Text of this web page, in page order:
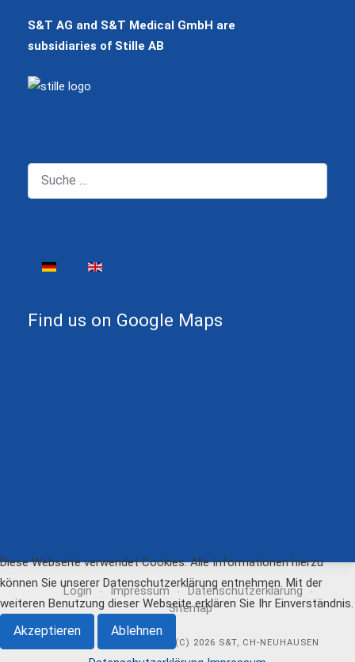
S&T AG and S&T Medical GmbH are
subsidiaries of Stille AB
Suchen
Find us on Google Maps
Login Impressum
Datenschutzerklärung
Sitemap
(C) 2026 S&T, CH-NEUHAUSEN
Diese Webseite verwendet Cookies. Alle Informationen hierzu
können Sie unserer Datenschutzerklärung entnehmen. Mit der
weiteren Benutzung dieser Webseite erklären Sie Ihr Einverständnis.
Akzeptieren Ablehnen